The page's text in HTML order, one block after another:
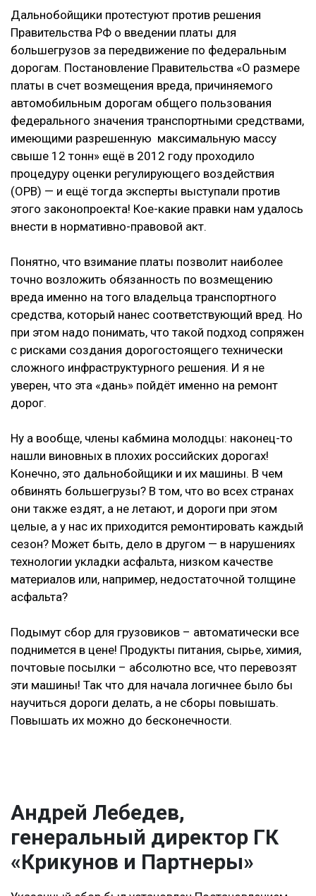
Дальнобойщики протестуют против решения
Правительства РФ о введении платы для
большегрузов за передвижение по федеральным
дорогам. Постановление Правительства «О размере
платы в счет возмещения вреда, причиняемого
автомобильным дорогам общего пользования
федерального значения транспортными средствами,
имеющими разрешенную максимальную массу
свыше 12 тонн» ещё в 2012 году проходило
процедуру оценки регулирующего воздействия
(ОРВ) — и ещё тогда эксперты выступали против
этого законопроекта! Кое-какие правки нам удалось
внести в нормативно-правовой акт.
Понятно, что взимание платы позволит наиболее
точно возложить обязанность по возмещению
вреда именно на того владельца транспортного
средства, который нанес соответствующий вред. Но
при этом надо понимать, что такой подход сопряжен
с рисками создания дорогостоящего технически
сложного инфраструктурного решения. И я не
уверен, что эта «дань» пойдёт именно на ремонт
дорог.
Ну а вообще, члены кабмина молодцы: наконец-то
нашли виновных в плохих российских дорогах!
Конечно, это дальнобойщики и их машины. В чем
обвинять большегрузы? В том, что во всех странах
они также ездят, а не летают, и дороги при этом
целые, а у нас их приходится ремонтировать каждый
сезон? Может быть, дело в другом — в нарушениях
технологии укладки асфальта, низком качестве
материалов или, например, недостаточной толщине
асфальта?
Подымут сбор для грузовиков – автоматически все
поднимется в цене! Продукты питания, сырье, химия,
почтовые посылки – абсолютно все, что перевозят
эти машины! Так что для начала логичнее было бы
научиться дороги делать, а не сборы повышать.
Повышать их можно до бесконечности.
Андрей Лебедев,
генеральный директор ГК
«Крикунов и Партнеры»